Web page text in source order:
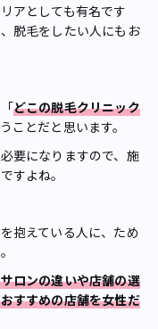
アとしても有名です
脱毛をしたい人にもお
どこの脱毛クリニック
ことだと思います。
要になりますので、施
すよね。
抱えている人に、ため
ロンの違いや店舗の選
すすめの店舗を女性だ